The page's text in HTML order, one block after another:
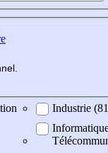
Industrie